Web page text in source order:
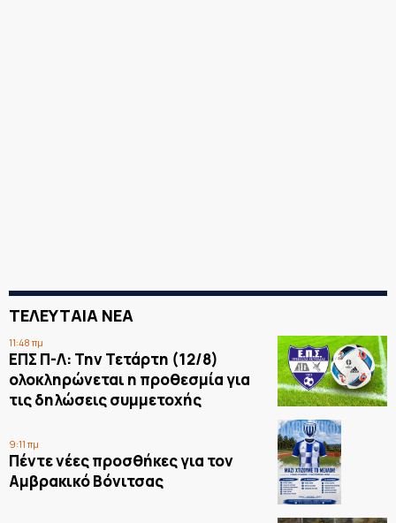
ΤΕΛΕΥΤΑΙΑ ΝΕΑ
11:48 πμ
ΕΠΣ Π-Λ: Την Τετάρτη (12/8)
ολοκληρώνεται η προθεσμία για
τις δηλώσεις συμμετοχής
9:11 πμ
Πέντε νέες προσθήκες για τον
Αμβρακικό Βόνιτσας